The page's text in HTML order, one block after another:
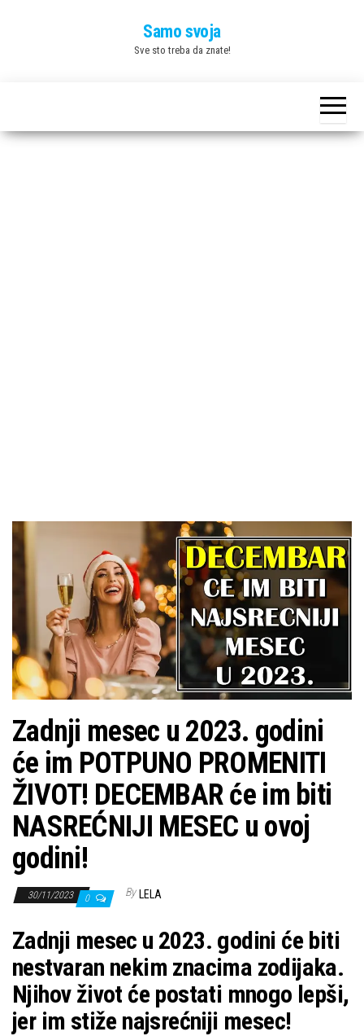
Samo svoja
Sve sto treba da znate!
Zadnji mesec u 2023. godini
će im POTPUNO PROMENITI
ŽIVOT! DECEMBAR će im biti
NASREĆNIJI MESEC u ovoj
godini!
30/11/2023 0 By LELA
Zadnji mesec u 2023. godini će biti
nestvaran nekim znacima zodijaka.
Njihov život će postati mnogo lepši,
jer im stiže najsrećniji mesec!